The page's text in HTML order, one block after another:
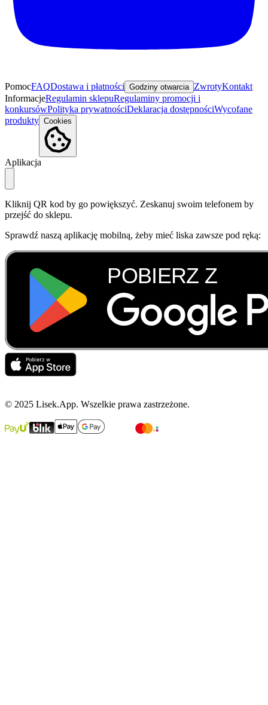
PomocFAQDostawa i płatności Godziny otwarcia ZwrotyKontakt
InformacjeRegulamin sklepuRegulaminy promocji i
konkursówPolityka prywatnościDeklaracja dostępnościWycofane
produkty Cookies
Aplikacja
Kliknij QR kod by go powiększyć. Zeskanuj swoim telefonem by
przejść do sklepu.
Sprawdź naszą aplikację mobilną, żeby mieć liska zawsze pod ręką:
© 2025 Lisek.App. Wszelkie prawa zastrzeżone.